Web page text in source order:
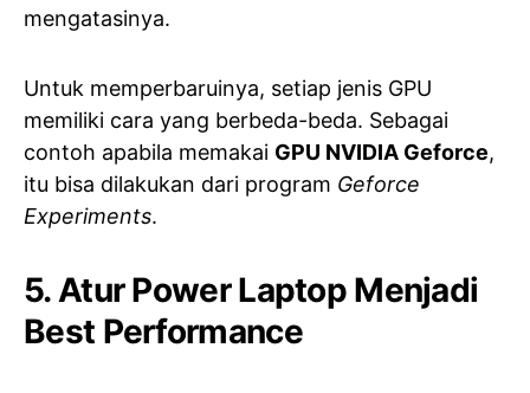
mengatasinya.
Untuk memperbaruinya, setiap jenis GPU
memiliki cara yang berbeda-beda. Sebagai
contoh apabila memakai GPU NVIDIA Geforce,
itu bisa dilakukan dari program Geforce
Experiments.
5. Atur Power Laptop Menjadi
Best Performance